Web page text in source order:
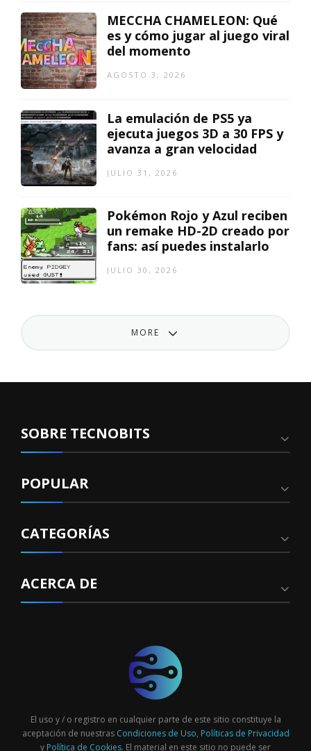
MECCHA CHAMELEON: Qué
es y cómo jugar al juego viral
del momento
AGOSTO 3, 2026
La emulación de PS5 ya
ejecuta juegos 3D a 30 FPS y
avanza a gran velocidad
JULIO 31, 2026
Pokémon Rojo y Azul reciben
un remake HD-2D creado por
fans: así puedes instalarlo
JULIO 30, 2026
MORE
SOBRE TECNOBITS
POPULAR
CATEGORÍAS
ACERCA DE
El uso y / o registro en cualquier parte de este sitio constituye la
aceptación de nuestras Condiciones de Uso, Políticas de Privacidad
y Política de Cookies. El material en este sitio no puede ser